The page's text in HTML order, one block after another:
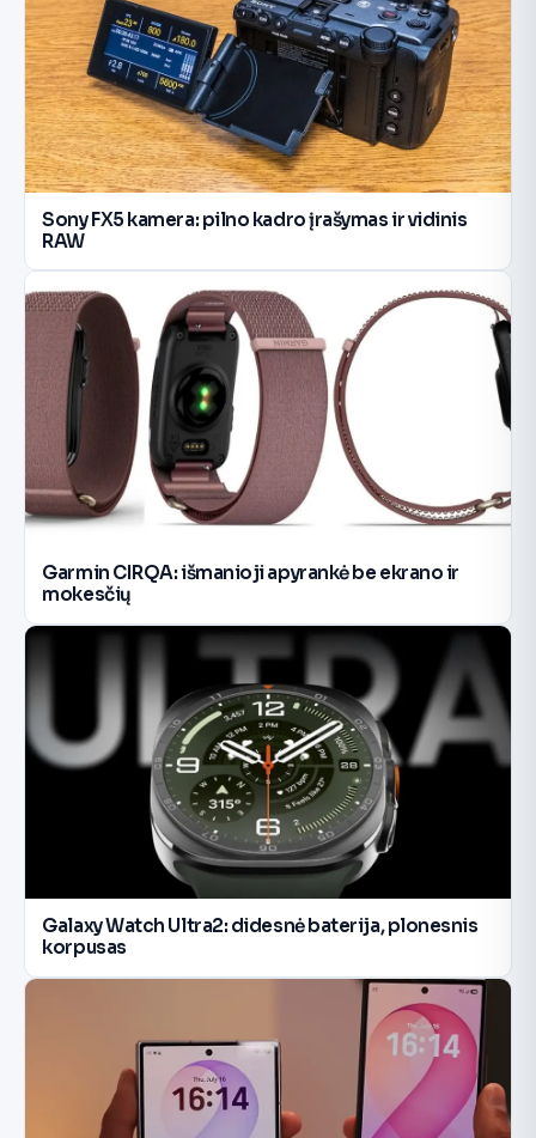
Sony FX5 kamera: pilno kadro įrašymas ir vidinis
RAW
Garmin CIRQA: išmanioji apyrankė be ekrano ir
mokesčių
Galaxy Watch Ultra2: didesnė baterija, plonesnis
korpusas